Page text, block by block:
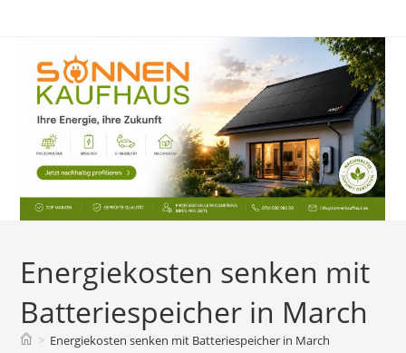
Energiekosten senken mit
Batteriespeicher in March
> Energiekosten senken mit Batteriespeicher in March